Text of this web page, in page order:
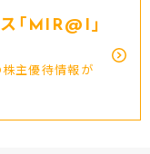
｢MIR@I｣
株主優待情報が